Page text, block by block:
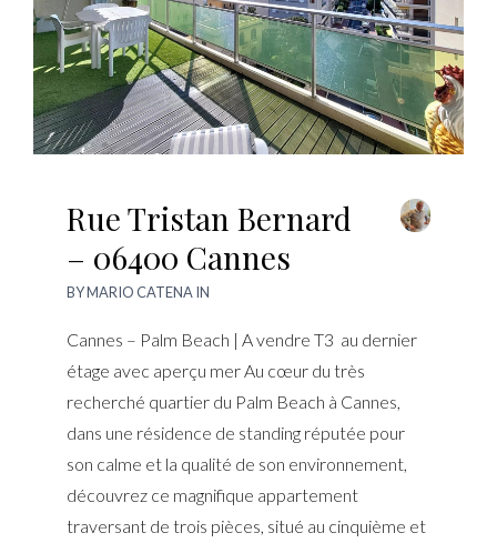
Rue Tristan Bernard
– 06400 Cannes
BYMARIO CATENA IN
Cannes – Palm Beach | A vendre T3 au dernier
étage avec aperçu mer Au cœur du très
recherché quartier du Palm Beach à Cannes,
dans une résidence de standing réputée pour
son calme et la qualité de son environnement,
découvrez ce magnifique appartement
traversant de trois pièces, situé au cinquième et